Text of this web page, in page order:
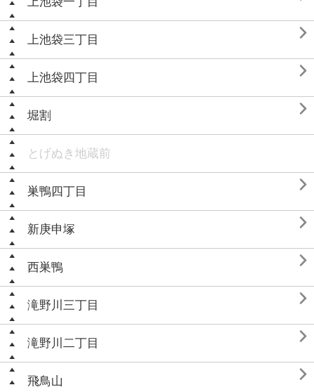
上池袋三丁目 
上池袋四丁目 
堀割 
とげぬき地蔵前
巣鴨四丁目 
新庚申塚 
西巣鴨 
滝野川三丁目 
滝野川二丁目 
飛鳥山 